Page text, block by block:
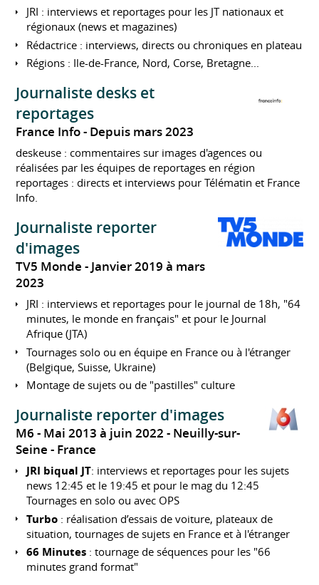
JRI : interviews et reportages pour les JT nationaux et
régionaux (news et magazines)
Rédactrice : interviews, directs ou chroniques en plateau
Régions : Ile-de-France, Nord, Corse, Bretagne...
Journaliste desks et
reportages
France Info Depuis mars 2023
deskeuse : commentaires sur images d'agences ou
réalisées par les équipes de reportages en région
reportages : directs et interviews pour Télématin et France
Info.
Journaliste reporter
d'images
TV5 Monde
Janvier 2019 à mars
2023
JRI : interviews et reportages pour le journal de 18h, "64
minutes, le monde en français" et pour le Journal
Afrique (JTA)
Tournages solo ou en équipe en France ou à l'étranger
(Belgique, Suisse, Ukraine)
Montage de sujets ou de "pastilles" culture
Journaliste reporter d'images
M6 Mai 2013 à juin 2022 Neuilly-sur-
Seine
France
JRI biqual JT: interviews et reportages pour les sujets
news 12:45 et le 19:45 et pour le mag du 12:45
Tournages en solo ou avec OPS
Turbo : réalisation d’essais de voiture, plateaux de
situation, tournages de sujets en France et à l'étranger
66 Minutes : tournage de séquences pour les "66
minutes grand format"